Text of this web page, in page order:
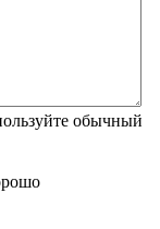
обычный